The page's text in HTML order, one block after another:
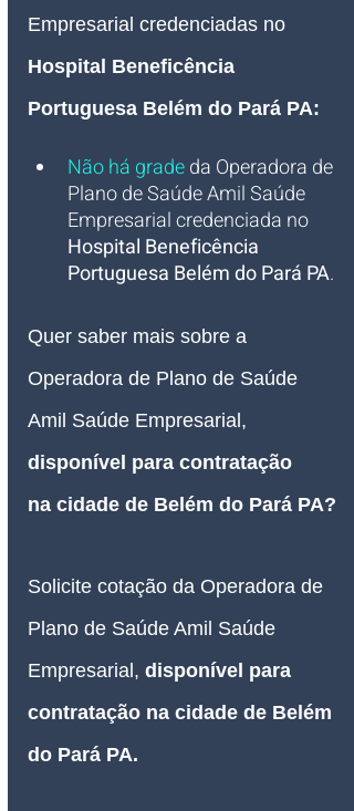
Empresarial credenciadas no
Hospital Beneficência
Portuguesa Belém do Pará PA:
Não há grade da Operadora de
Plano de Saúde Amil Saúde
Empresarial credenciada no
Hospital Beneficência
Portuguesa Belém do Pará PA.
Quer saber mais sobre a
Operadora de Plano de Saúde
Amil Saúde Empresarial,
disponível para contratação
na cidade de Belém do Pará PA?
Solicite cotação da Operadora de
Plano de Saúde Amil Saúde
Empresarial, disponível para
contratação na cidade de Belém
do Pará PA.